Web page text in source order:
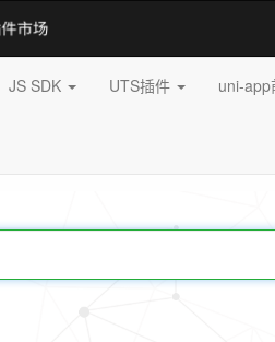
JS SDK UTS插件 uni-